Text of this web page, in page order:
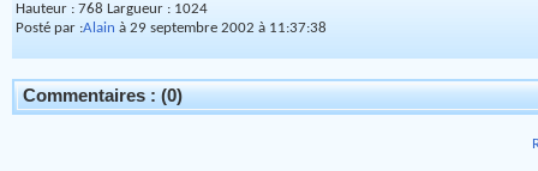
Hauteur : 768 Largueur : 1024
Posté par :Alain à 29 septembre 2002 à 11:37:38
Commentaires : (0)